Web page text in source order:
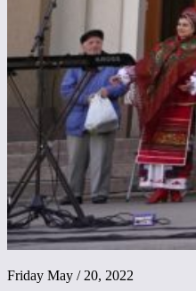
Friday May / 20, 2022